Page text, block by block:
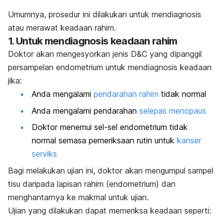
Umumnya, prosedur ini dilakukan untuk mendiagnosis
atau merawat keadaan rahim.
1. Untuk mendiagnosis keadaan rahim
Doktor akan mengesyorkan jenis D&C yang dipanggil
persampelan endometrium untuk mendiagnosis keadaan
jika:
Anda mengalami pendarahan rahim tidak normal
Anda mengalami pendarahan selepas menopaus
Doktor menemui sel-sel endometrium tidak
normal semasa pemeriksaan rutin untuk kanser
serviks
Bagi melakukan ujian ini, doktor akan mengumpul sampel
tisu daripada lapisan rahim (endometrium) dan
menghantarnya ke makmal untuk ujian.
Ujian yang dilakukan dapat memeriksa keadaan seperti: